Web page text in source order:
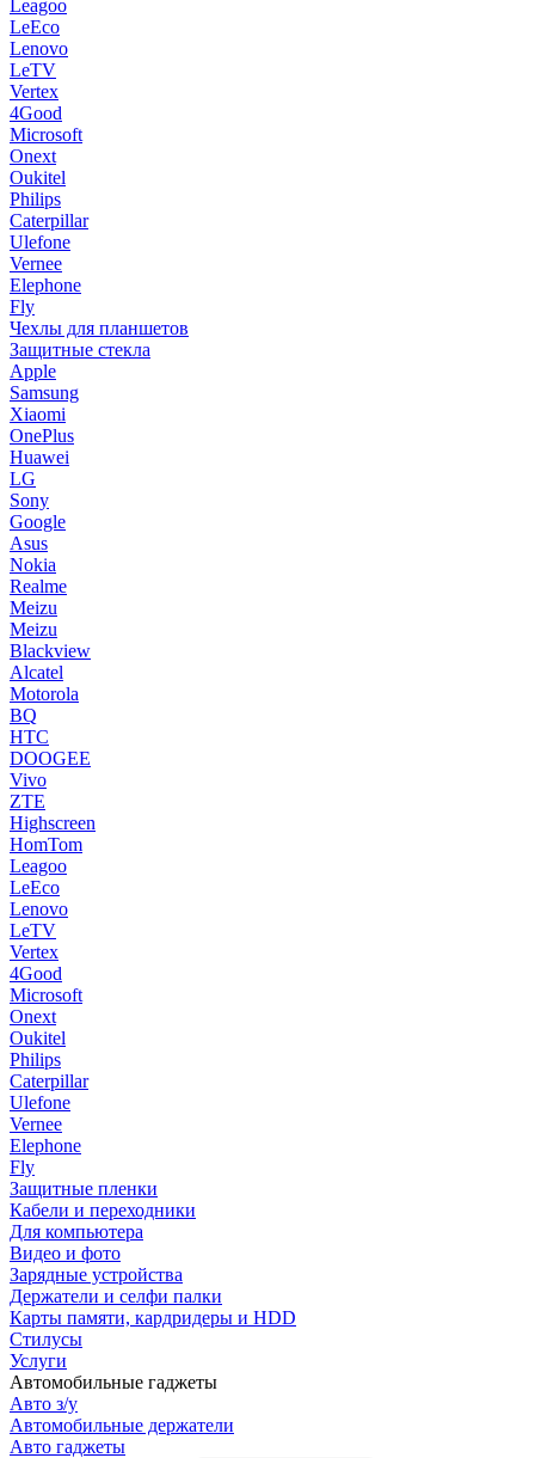
Leagoo
LeEco
Lenovo
LeTV
Vertex
4Good
Microsoft
Onext
Oukitel
Philips
Caterpillar
Ulefone
Vernee
Elephone
Fly
Чехлы для планшетов
Защитные стекла
Apple
Samsung
Xiaomi
OnePlus
Huawei
LG
Sony
Google
Asus
Nokia
Realme
Meizu
Meizu
Blackview
Alcatel
Motorola
BQ
HTC
DOOGEE
Vivo
ZTE
Highscreen
HomTom
Leagoo
LeEco
Lenovo
LeTV
Vertex
4Good
Microsoft
Onext
Oukitel
Philips
Caterpillar
Ulefone
Vernee
Elephone
Fly
Защитные пленки
Кабели и переходники
Для компьютера
Видео и фото
Зарядные устройства
Держатели и селфи палки
Карты памяти, кардридеры и HDD
Стилусы
Услуги
Автомобильные гаджеты
Авто з/у
Автомобильные держатели
Авто гаджеты